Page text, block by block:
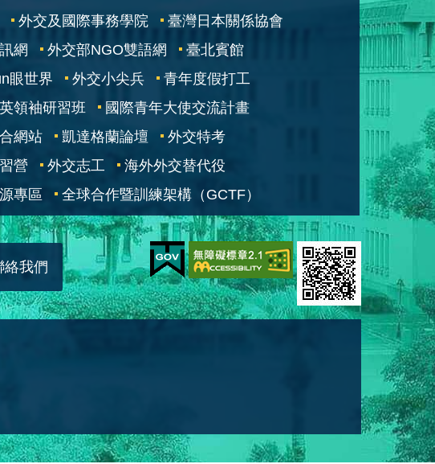
外交及國際事務學院
臺灣日本關係協會
網
外交部NGO雙語網
臺北賓館
眼世界
外交小尖兵
青年度假打工
領袖研習班
國際青年大使交流計畫
網站
凱達格蘭論壇
外交特考
營
外交志工
海外外交替代役
專區
全球合作暨訓練架構（GCTF）
絡我們